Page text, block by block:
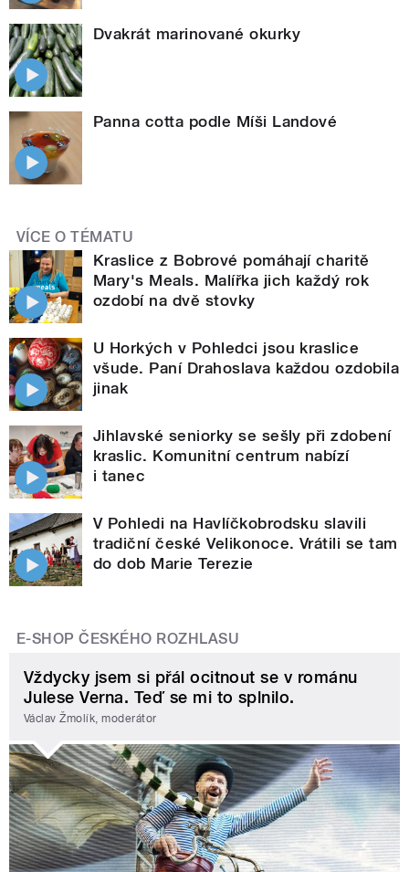
Dvakrát marinované okurky
Panna cotta podle Míši Landové
VÍCE O TÉMATU
Kraslice z Bobrové pomáhají charitě
Mary's Meals. Malířka jich každý rok
ozdobí na dvě stovky
U Horkých v Pohledci jsou kraslice
všude. Paní Drahoslava každou ozdobila
jinak
Jihlavské seniorky se sešly při zdobení
kraslic. Komunitní centrum nabízí
i tanec
V Pohledi na Havlíčkobrodsku slavili
tradiční české Velikonoce. Vrátili se tam
do dob Marie Terezie
E-SHOP ČESKÉHO ROZHLASU
Vždycky jsem si přál ocitnout se v románu
Julese Verna. Teď se mi to splnilo.
Václav Žmolík, moderátor